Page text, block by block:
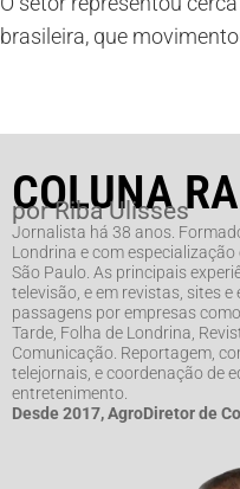
brasileira, que
COLUNA
por Riba Ulisses
Jornalista há 38 anos.
Londrina e com
São Paulo. As principais
televisão, e em revistas, sites
passagens por empresas
Tarde, Folha de Londrina,
Comunicação. Reportagem,
telejornais, e coordenação de
entretenimento.
Desde 2017, AgroDiretor de